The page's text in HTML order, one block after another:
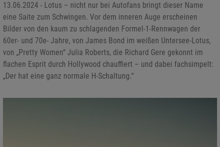
13.06.2024 - Lotus – nicht nur bei Autofans bringt dieser Name
eine Saite zum Schwingen. Vor dem inneren Auge erscheinen
Bilder von den kaum zu schlagenden Formel-1-Rennwagen der
60er- und 70e- Jahre, von James Bond im weißen Untersee-Lotus,
von „Pretty Women“ Julia Roberts, die Richard Gere gekonnt im
flachen Esprit durch Hollywood chauffiert – und dabei fachsimpelt:
„Der hat eine ganz normale H-Schaltung.“